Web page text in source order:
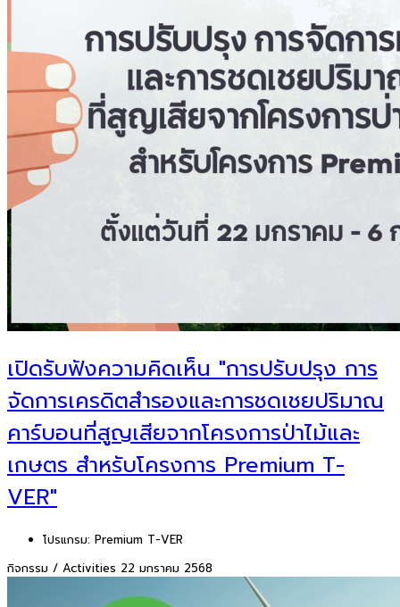
เปิดรับฟังความคิดเห็น "การปรับปรุง การ
จัดการเครดิตสำรองและการชดเชยปริมาณ
คาร์บอนที่สูญเสียจากโครงการป่าไม้และ
เกษตร สำหรับโครงการ Premium T-
VER"
โปรแกรม: Premium T-VER
กิจกรรม / Activities 22 มกราคม 2568